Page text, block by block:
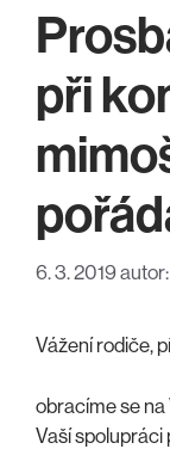
při
6. 3. 2019autor:
Vážení rodiče,
obracíme se na
Vaší spolupráci